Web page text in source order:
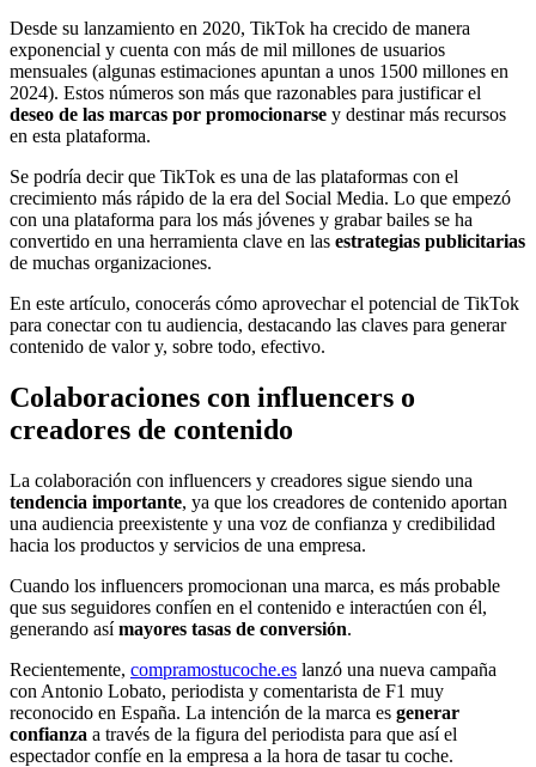
Desde su lanzamiento en 2020, TikTok ha crecido de manera
exponencial y cuenta con más de mil millones de usuarios
mensuales (algunas estimaciones apuntan a unos 1500 millones en
2024). Estos números son más que razonables para justificar el
deseo de las marcas por promocionarse y destinar más recursos
en esta plataforma.
Se podría decir que TikTok es una de las plataformas con el
crecimiento más rápido de la era del Social Media. Lo que empezó
con una plataforma para los más jóvenes y grabar bailes se ha
convertido en una herramienta clave en las estrategias publicitarias
de muchas organizaciones.
En este artículo, conocerás cómo aprovechar el potencial de TikTok
para conectar con tu audiencia, destacando las claves para generar
contenido de valor y, sobre todo, efectivo.
Colaboraciones con influencers o
creadores de contenido
La colaboración con influencers y creadores sigue siendo una
tendencia importante, ya que los creadores de contenido aportan
una audiencia preexistente y una voz de confianza y credibilidad
hacia los productos y servicios de una empresa.
Cuando los influencers promocionan una marca, es más probable
que sus seguidores confíen en el contenido e interactúen con él,
generando asímayores tasas de conversión.
Recientemente, compramostucoche.es lanzó una nueva campaña
con Antonio Lobato, periodista y comentarista de F1 muy
reconocido en España. La intención de la marca es generar
confianza a través de la figura del periodista para que así el
espectador confíe en la empresa a la hora de tasar tu coche.